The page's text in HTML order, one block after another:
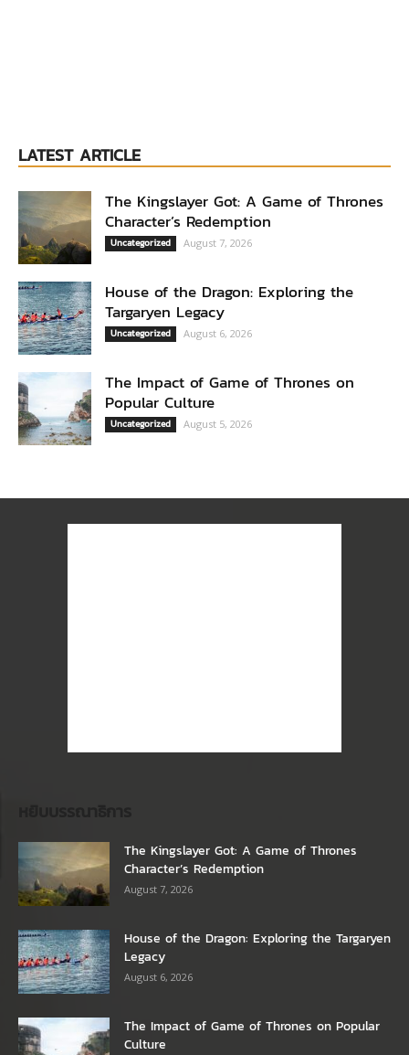
LATEST ARTICLE
The Kingslayer Got: A Game of Thrones
Character’s Redemption
Uncategorized August 7, 2026
House of the Dragon: Exploring the
Targaryen Legacy
Uncategorized August 6, 2026
The Impact of Game of Thrones on
Popular Culture
Uncategorized August 5, 2026
The Kingslayer Got: A Game of Thrones
Character’s Redemption
August 7, 2026
House of the Dragon: Exploring the Targaryen
Legacy
August 6, 2026
The Impact of Game of Thrones on Popular
Culture